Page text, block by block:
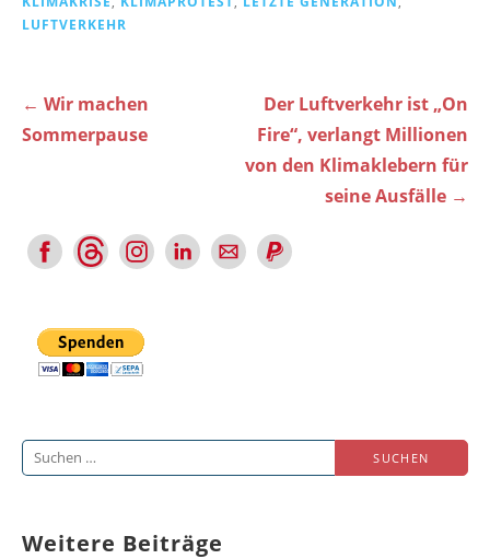
LUFTVERKEHR
Beitragsnavigation
← Wir machen
Sommerpause
Der Luftverkehr ist „On
Fire“, verlangt Millionen
von den Klimaklebern für
seine Ausfälle →
Suchen
Weitere Beiträge